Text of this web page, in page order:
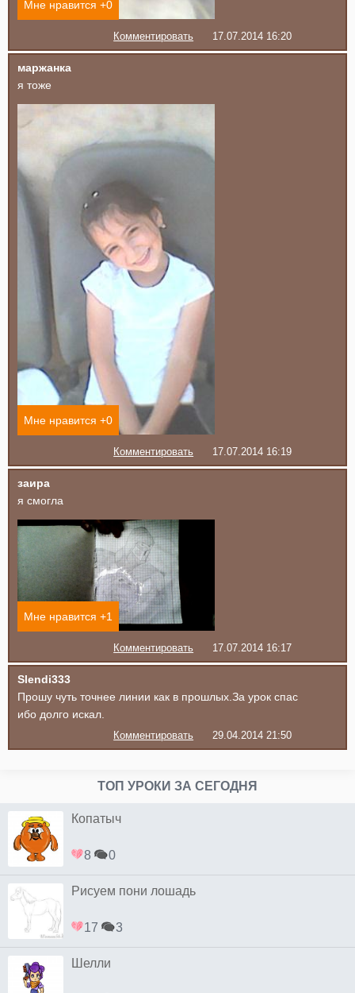
Мне нравится +0
Комментировать 17.07.2014 16:20
маржанка
я тоже
Мне нравится +0
Комментировать 17.07.2014 16:19
заира
я смогла
Мне нравится +1
Комментировать 17.07.2014 16:17
Slendi333
Прошу чуть точнее линии как в прошлых.За урок спас
ибо долго искал.
Комментировать 29.04.2014 21:50
ТОП УРОКИ ЗА СЕГОДНЯ
Копатыч
8 0
Рисуем пони лошадь
17 3
Шелли